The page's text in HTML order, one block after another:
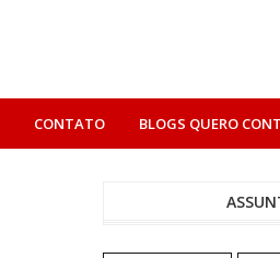
CONTATO BLOGS QUERO